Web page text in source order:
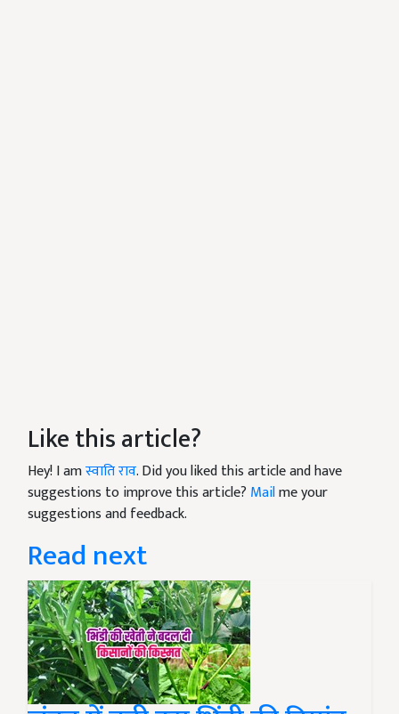
Like this article?
Hey! I amस्वाति राव. Did you liked this article and have
suggestions to improve this article? Mailme your
suggestions and feedback.
Read next